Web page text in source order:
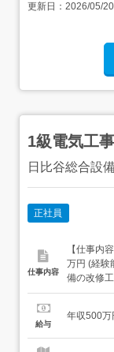
更新日： 2026/05/20
1級電気工
日比谷総合設
正社員
仕事内容
【仕事内
万円 (経験
備の改修
していた
円、NTT
給与
年収500万